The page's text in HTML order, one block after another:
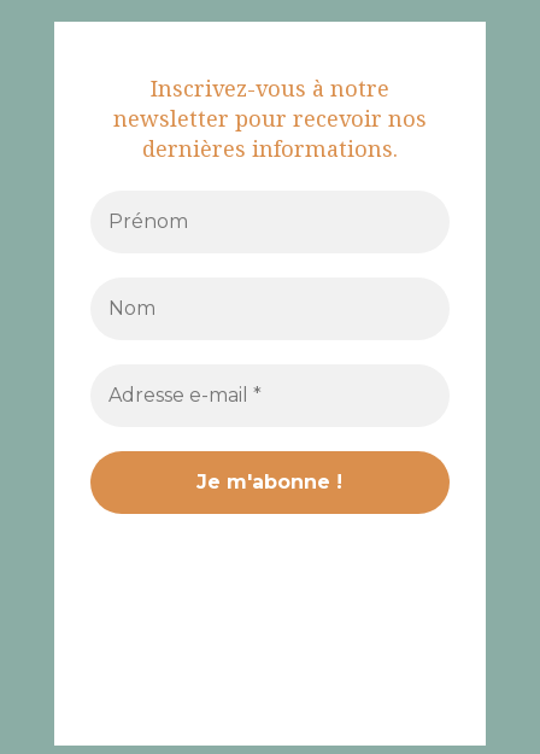
Inscrivez-vous à notre
newsletter pour recevoir nos
dernières informations.